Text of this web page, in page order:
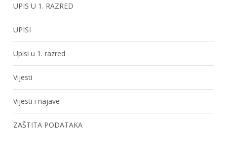
UPIS U 1. RAZRED
UPISI
Upisi u 1. razred
Vijesti
Vijesti i najave
ZAŠTITA PODATAKA